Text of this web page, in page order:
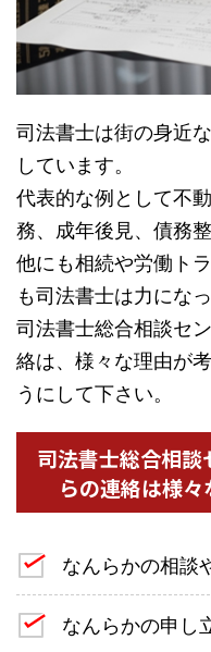
司法書士は街の身近
しています。
代表的な例として不
務、成年後見、債務
他にも相続や労働ト
も司法書士は力にな
司法書士総合相談セ
絡は、様々な理由が
うにして下さい。
司法書士総合相
らの連絡は様々
なんらかの相談
なんらかの申し